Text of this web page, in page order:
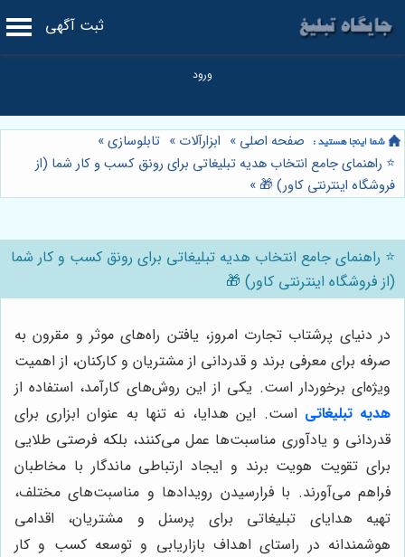
ثبت آگهی
صفحه اصلی » ابزارآلات » تابلوسازی»
⭐️ راهنمای جامع انتخاب هدیه تبلیغاتی برای رونق کسب و کار شما (از
فروشگاه اینترنتی کاور) 🎁 »
⭐️ راهنمای جامع انتخاب هدیه تبلیغاتی برای رونق کسب و کار شما
(از فروشگاه اینترنتی کاور) 🎁
در دنیای پرشتاب تجارت امروز، یافتن راه‌های موثر و مقرون به
صرفه برای معرفی برند و قدردانی از مشتریان و کارکنان، از اهمیت
ویژه‌ای برخوردار است. یکی از این روش‌های کارآمد، استفاده از
هدیه تبلیغاتی است. این هدایا، نه تنها به عنوان ابزاری برای
قدردانی و یادآوری مناسبت‌ها عمل می‌کنند، بلکه فرصتی طلایی
برای تقویت هویت برند و ایجاد ارتباطی ماندگار با مخاطبان
فراهم می‌آورند. با فرارسیدن رویدادها و مناسبت‌های مختلف،
تهیه هدایای تبلیغاتی برای پرسنل و مشتریان، اقدامی
هوشمندانه در راستای اهداف بازاریابی و توسعه کسب و کار